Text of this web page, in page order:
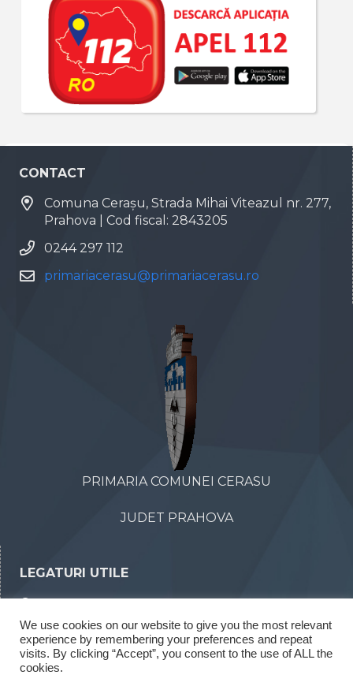
CONTACT
Comuna Cerașu, Strada Mihai Viteazul nr. 277,
Prahova | Cod fiscal: 2843205
0244 297 112
primariacerasu@primariacerasu.ro
PRIMARIA COMUNEI CERASU
JUDET PRAHOVA
LEGATURI UTILE
Declaratii de interese
Rapoarte legea 52/2003
We use cookies on our website to give you the most relevant
experience by remembering your preferences and repeat
visits. By clicking “Accept”, you consent to the use of ALL the
cookies.